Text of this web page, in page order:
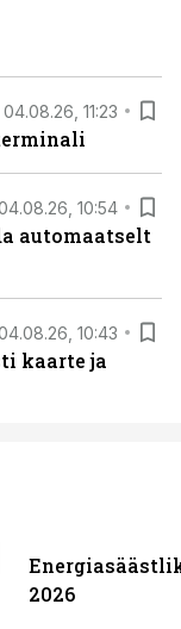
04.08.26, 11:23
10:54
automaatselt
10:43
kaarte ja
2026